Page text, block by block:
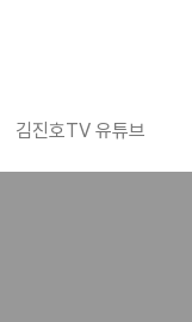
김진호TV 유튜브